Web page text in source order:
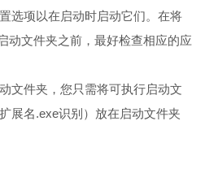
选项以在启动时启动它们。在将
动文件夹之前，最好检查相应的应
文件夹，您只需将可执行启动文
展名.exe识别）放在启动文件夹